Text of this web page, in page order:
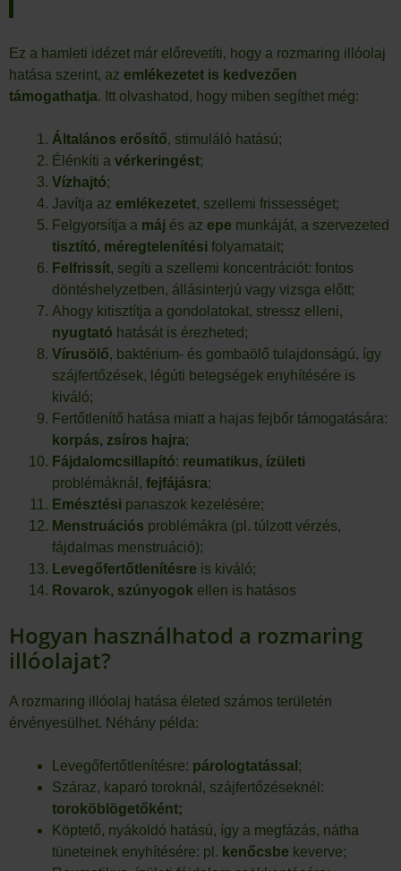
Ez a hamleti idézet már előrevetíti, hogy a rozmaring illóolaj
hatása szerint, az emlékezetet is kedvezően
támogathatja. Itt olvashatod, hogy miben segíthet még:
Általános erősítő, stimuláló hatású;
Élénkíti a vérkeringést;
Vízhajtó;
Javítja az emlékezetet, szellemi frissességet;
Felgyorsítja a máj és az epe munkáját, a szervezeted
tisztító, méregtelenítési folyamatait;
Felfrissít, segíti a szellemi koncentrációt: fontos
döntéshelyzetben, állásinterjú vagy vizsga előtt;
Ahogy kitisztítja a gondolatokat, stressz elleni,
nyugtató hatását is érezheted;
Vírusölő, baktérium- és gombaölő tulajdonságú, így
szájfertőzések, légúti betegségek enyhítésére is
kiváló;
Fertőtlenítő hatása miatt a hajas fejbőr támogatására:
korpás, zsíros hajra;
Fájdalomcsillapító: reumatikus, ízületi
problémáknál, fejfájásra;
Emésztési panaszok kezelésére;
Menstruációs problémákra (pl. túlzott vérzés,
fájdalmas menstruáció);
Levegőfertőtlenítésre is kiváló;
Rovarok, szúnyogok ellen is hatásos
Hogyan használhatod a rozmaring
illóolajat?
A rozmaring illóolaj hatása életed számos területén
érvényesülhet. Néhány példa:
Levegőfertőtlenítésre: párologtatással ;
Száraz, kaparó toroknál, szájfertőzéseknél:
toroköblögetőként;
Köptető, nyákoldó hatású, így a megfázás, nátha
tüneteinek enyhítésére: pl. kenőcsbe keverve;